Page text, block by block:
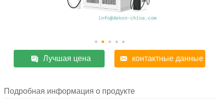
Лучшая цена контактные данные
Подробная информация о продукте